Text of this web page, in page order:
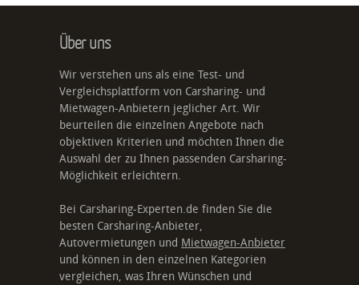
Über uns
Wir verstehen uns als eine Test- und
Vergleichsplattform von Carsharing- und
Mietwagen-Anbietern jeglicher Art. Wir
beurteilen die einzelnen Angebote nach
objektiven Kriterien und möchten Ihnen die
Auswahl der zu Ihnen passenden Carsharing-
Möglichkeit erleichtern.
Bei Carsharing-Experten.de finden Sie die
besten Carsharing-Anbieter,
Autovermietungen und Mietwagen-Anbieter
und können in den einzelnen Kategorien
vergleichen, was Ihren Wünschen und